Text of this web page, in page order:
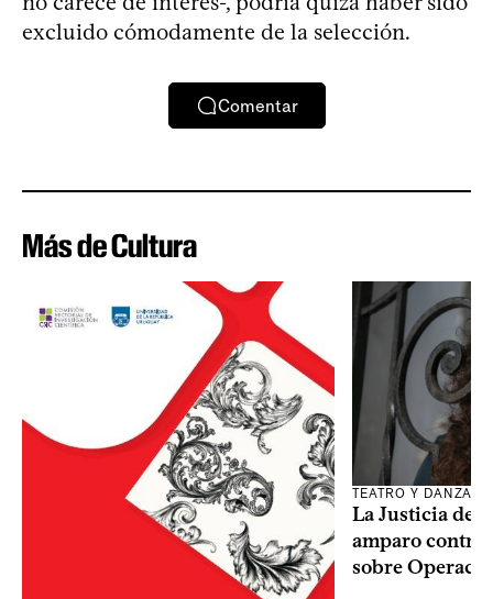
excluido cómodamente de la selección.
Comentar
Más de Cultura
TEATRO Y DANZA
La Justicia
amparo contra
sobre